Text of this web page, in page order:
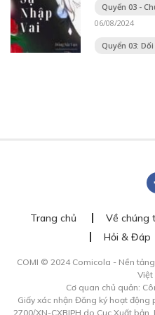
Quyển 03 -
06/08/2024
Quyển 03:
Trang chủ Về chúng
Hỏi & Đáp
COMI © 2024 Comicola - Nền
Việt
Cơ quan chủ quản:
Giấy xác nhận Đăng ký hoạt
2700/XN-CXBIPH do Cục Xuất